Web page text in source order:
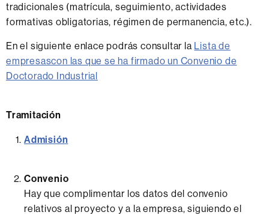
tradicionales (matrícula, seguimiento, actividades
formativas obligatorias, régimen de permanencia, etc.).
En el siguiente enlace podrás consultar la Lista de
empresascon las que se ha firmado un Convenio de
Doctorado Industrial
Tramitación
Admisión
Convenio
Hay que complimentar los datos del convenio
relativos al proyecto y a la empresa, siguiendo el